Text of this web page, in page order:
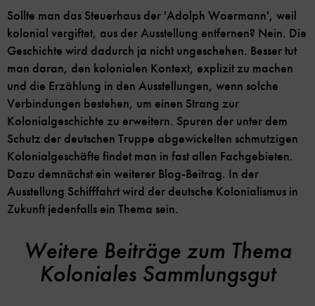
Sollte man das Steuerhaus der 'Adolph Woermann', weil
kolonial vergiftet, aus der Ausstellung entfernen? Nein. Die
Geschichte wird dadurch ja nicht ungeschehen. Besser tut
man daran, den kolonialen Kontext, explizit zu machen
und die Erzählung in den Ausstellungen, wenn solche
Verbindungen bestehen, um einen Strang zur
Kolonialgeschichte zu erweitern. Spuren der unter dem
Schutz der deutschen Truppe abgewickelten schmutzigen
Kolonialgeschäfte findet man in fast allen Fachgebieten.
Dazu demnächst ein weiterer Blog-Beitrag. In der
Ausstellung Schifffahrt wird der deutsche Kolonialismus in
Zukunft jedenfalls ein Thema sein.
Weitere Beiträge zum Thema
Koloniales Sammlungsgut